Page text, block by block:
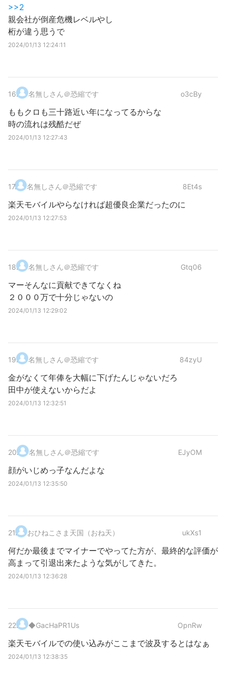
>>2
親会社が倒産危機レベルやし
桁が違う思うで
2024/01/13 12:24:11
16. 名無しさん＠恐縮です o3cBy
ももクロも三十路近い年になってるからな
時の流れは残酷だぜ
2024/01/13 12:27:43
17. 名無しさん＠恐縮です 8Et4s
楽天モバイルやらなければ超優良企業だったのに
2024/01/13 12:27:53
18. 名無しさん＠恐縮です Gtq06
マーそんなに貢献できてなくね
２０００万で十分じゃないの
2024/01/13 12:29:02
19. 名無しさん＠恐縮です 84zyU
金がなくて年俸を大幅に下げたんじゃないだろ
田中が使えないからだよ
2024/01/13 12:32:51
20. 名無しさん＠恐縮です EJyOM
顔がいじめっ子なんだよな
2024/01/13 12:35:50
21. おひねこさま天国（おね天） ukXs1
何だか最後までマイナーでやってた方が、最終的な評価が
高まって引退出来たような気がしてきた。
2024/01/13 12:36:28
22. ◆GacHaPR1Us OpnRw
楽天モバイルでの使い込みがここまで波及するとはなぁ
2024/01/13 12:38:35